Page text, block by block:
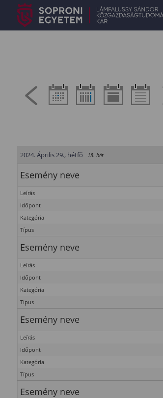
2024. Április 29., hétfő - 18. hét
Esemény neve
Leírás
Időpont
Kategória
Típus
Esemény neve
Leírás
Időpont
Kategória
Típus
Esemény neve
Leírás
Időpont
Kategória
Típus
Esemény neve